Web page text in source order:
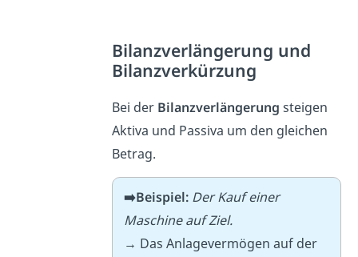
Bilanzverlängerung und
Bilanzverkürzung
Bei der Bilanzverlängerung steigen
Aktiva und Passiva um den gleichen
Betrag.
➡️Beispiel: Der Kauf einer
Maschine auf Ziel.
→ Das Anlagevermögen auf der